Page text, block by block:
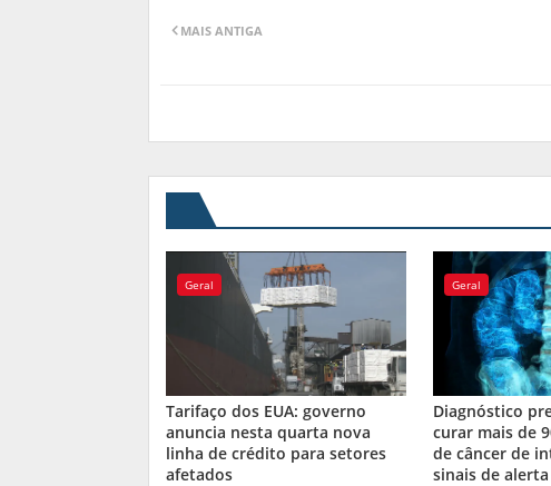
MAIS ANTIGA
Geral
Tarifaço dos EUA: governo
anuncia nesta quarta nova
linha de crédito para setores
afetados
Geral
Diagnóstico
curar mais de
de câncer de
sinais de alerta